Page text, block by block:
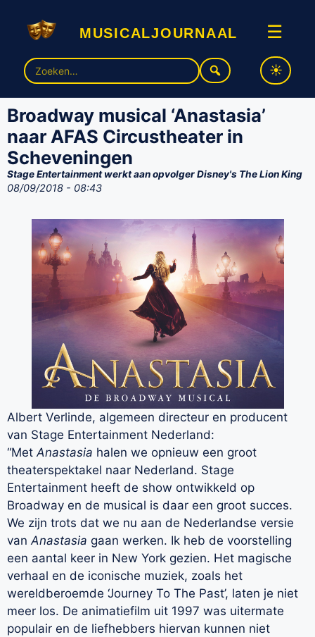
musicaljournaal ☰
Zoek
naar:
Broadway musical ‘Anastasia’
naar AFAS Circustheater in
Scheveningen
Stage Entertainment werkt aan opvolger Disney's The Lion King
08/09/2018 - 08:43
Albert Verlinde, algemeen directeur en producent
van Stage Entertainment Nederland:
“MetAnastasia halen we opnieuw een groot
theaterspektakel naar Nederland. Stage
Entertainment heeft de show ontwikkeld op
Broadway en de musical is daar een groot succes.
We zijn trots dat we nu aan de Nederlandse versie
vanAnastasia gaan werken. Ik heb de voorstelling
een aantal keer in New York gezien. Het magische
verhaal en de iconische muziek, zoals het
wereldberoemde ‘Journey To The Past’, laten je niet
meer los. De animatiefilm uit 1997 was uitermate
populair en de liefhebbers hiervan kunnen niet